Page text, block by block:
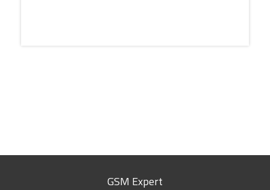
GSM Expert